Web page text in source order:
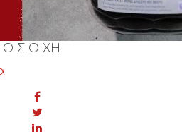
Ο Σ Ο ΧΗ